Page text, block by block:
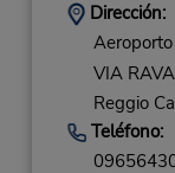
Dirección:
VIA
Reggio
Teléfono: